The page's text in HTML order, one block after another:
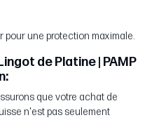
pour une protection maximale.
de Platine | PAMP
que votre achat de
n'est pas seulement